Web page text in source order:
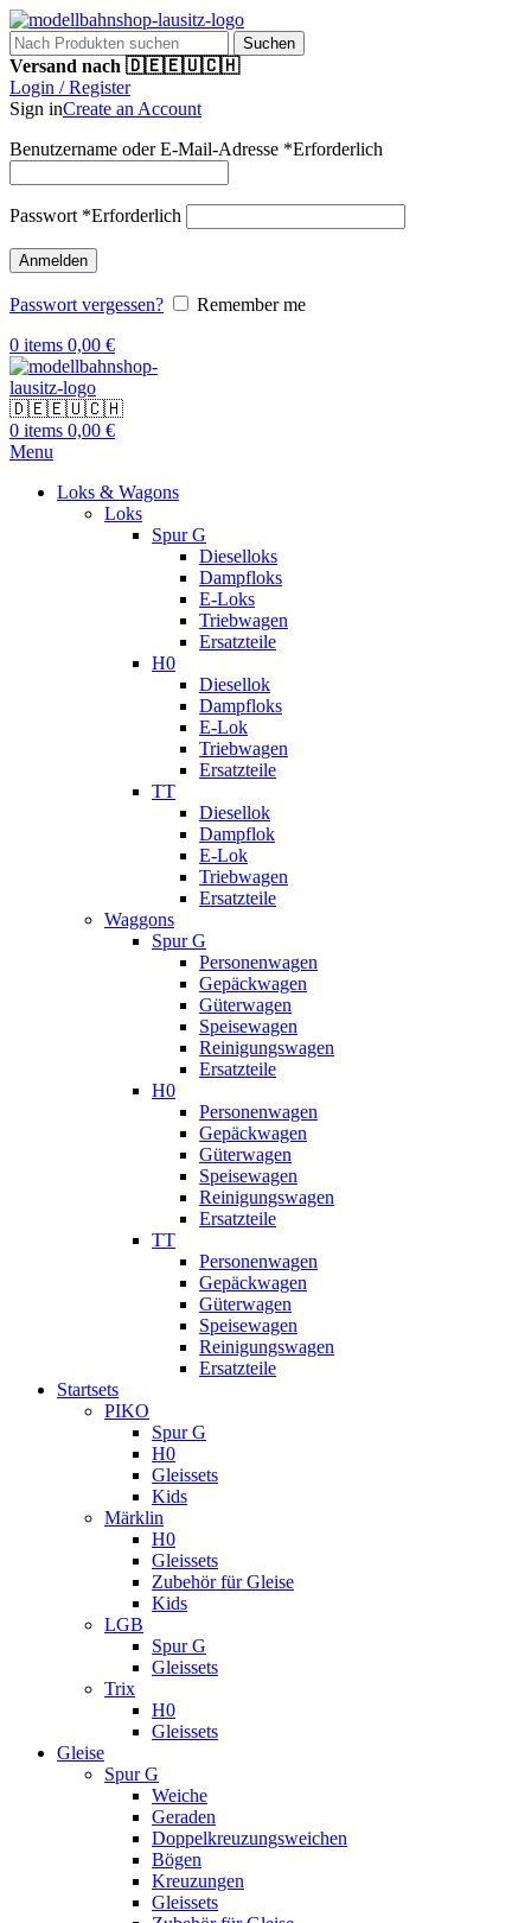
Suchen
Versand nach 🇩🇪🇪🇺🇨🇭
Login / Register
Sign inCreate an Account
Benutzername oder E-Mail-Adresse *Erforderlich
Passwort *Erforderlich
Anmelden
Passwort vergessen?
Remember me
0 items 0,00 €
🇩🇪🇪🇺🇨🇭
0 items 0,00 €
Menu
Loks & Wagons
Loks
Spur G
Dieselloks
Dampfloks
E-Loks
Triebwagen
Ersatzteile
H0
Diesellok
Dampfloks
E-Lok
Triebwagen
Ersatzteile
TT
Diesellok
Dampflok
E-Lok
Triebwagen
Ersatzteile
Waggons
Spur G
Personenwagen
Gepäckwagen
Güterwagen
Speisewagen
Reinigungswagen
Ersatzteile
H0
Personenwagen
Gepäckwagen
Güterwagen
Speisewagen
Reinigungswagen
Ersatzteile
TT
Personenwagen
Gepäckwagen
Güterwagen
Speisewagen
Reinigungswagen
Ersatzteile
Startsets
PIKO
Spur G
H0
Gleissets
Kids
Märklin
H0
Gleissets
Zubehör für Gleise
Kids
LGB
Spur G
Gleissets
Trix
H0
Gleissets
Gleise
Spur G
Weiche
Geraden
Doppelkreuzungsweichen
Bögen
Kreuzungen
Gleissets